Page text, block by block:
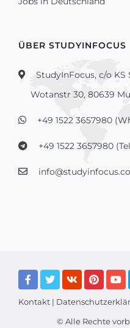
ÜBER STUDYINFOCUS
StudyInFocus, c/o KS
Wotanstr 30, 80639
+49 1522 3657980
+49 1522 3657980
Kontakt |
© Alle Rechte